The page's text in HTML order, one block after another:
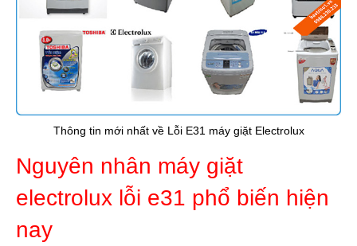
Thông tin mới nhất về Lỗi E31 máy giặt Electrolux
Nguyên nhân máy giặt
electrolux lỗi e31 phổ biến hiện
nay